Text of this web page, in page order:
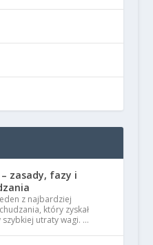
zasady, fazy i
z najbardziej
który zyskał
utraty wagi. …